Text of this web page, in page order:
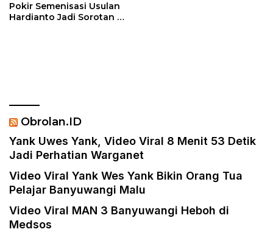
Pokir Semenisasi Usulan
Hardianto Jadi Sorotan di
Obrolan.ID
Yank Uwes Yank, Video Viral 8 Menit 53 Detik
Jadi Perhatian Warganet
Video Viral Yank Wes Yank Bikin Orang Tua
Pelajar Banyuwangi Malu
Video Viral MAN 3 Banyuwangi Heboh di
Medsos